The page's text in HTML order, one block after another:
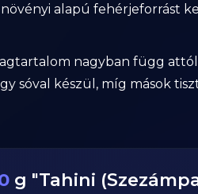
alapú fehérjeforrást
nagyban függ
sóval készül, míg mások
g "Tahini